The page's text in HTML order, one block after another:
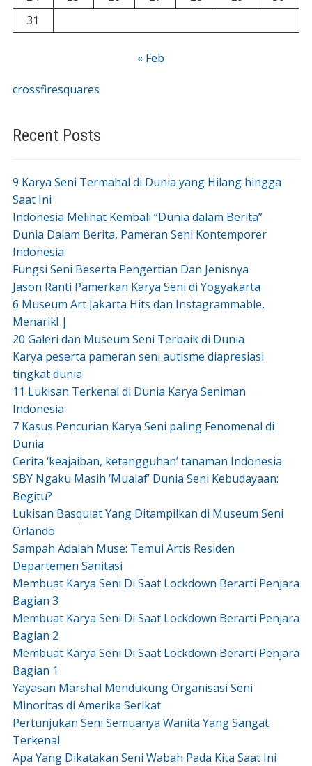
31
« Feb
crossfiresquares
Recent Posts
9 Karya Seni Termahal di Dunia yang Hilang hingga
Saat Ini
Indonesia Melihat Kembali “Dunia dalam Berita”
Dunia Dalam Berita, Pameran Seni Kontemporer
Indonesia
Fungsi Seni Beserta Pengertian Dan Jenisnya
Jason Ranti Pamerkan Karya Seni di Yogyakarta
6 Museum Art Jakarta Hits dan Instagrammable,
Menarik! |
20 Galeri dan Museum Seni Terbaik di Dunia
Karya peserta pameran seni autisme diapresiasi
tingkat dunia
11 Lukisan Terkenal di Dunia Karya Seniman
Indonesia
7 Kasus Pencurian Karya Seni paling Fenomenal di
Dunia
Cerita ‘keajaiban, ketangguhan’ tanaman Indonesia
SBY Ngaku Masih ‘Mualaf’ Dunia Seni Kebudayaan:
Begitu?
Lukisan Basquiat Yang Ditampilkan di Museum Seni
Orlando
Sampah Adalah Muse: Temui Artis Residen
Departemen Sanitasi
Membuat Karya Seni Di Saat Lockdown Berarti Penjara
Bagian 3
Membuat Karya Seni Di Saat Lockdown Berarti Penjara
Bagian 2
Membuat Karya Seni Di Saat Lockdown Berarti Penjara
Bagian 1
Yayasan Marshal Mendukung Organisasi Seni
Minoritas di Amerika Serikat
Pertunjukan Seni Semuanya Wanita Yang Sangat
Terkenal
Apa Yang Dikatakan Seni Wabah Pada Kita Saat Ini